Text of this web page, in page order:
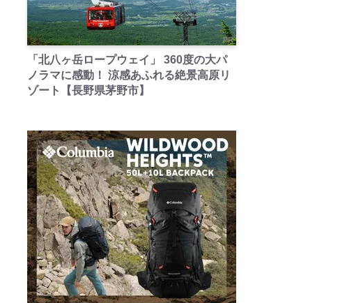
PR
「北八ヶ岳ロープウェイ」 360度の大パ
ノラマに感動！ 涼感あふれる絶景高原リ
ゾート【長野県茅野市】